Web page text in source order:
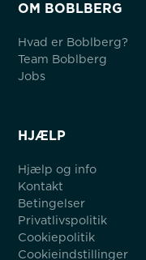
OM BOBLBERG
Hvad er Boblberg?
Team Boblberg
Jobs
HJÆLP
Hjælp og info
Kontakt
Betingelser
Privatlivspolitik
Cookiepolitik
Cookieindstillinger